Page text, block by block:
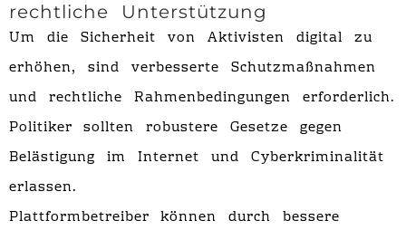
rechtliche Unterstützung
Um die Sicherheit von Aktivisten digital zu
erhöhen, sind verbesserte Schutzmaßnahmen
und rechtliche Rahmenbedingungen erforderlich.
Politiker sollten robustere Gesetze gegen
Belästigung im Internet und Cyberkriminalität
erlassen.
Plattformbetreiber können durch bessere